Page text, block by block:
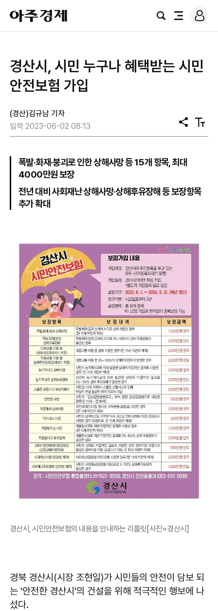
아
주
경
검
전
로
그
경산시, 시민 누구나 혜택받는 시민
안전보험 가입
(경산)김규남 기자
입력 2023-06-02 08:13
공
유
텍
스
폭발·화재·붕괴로 인한 상해사망 등 15개 항목, 최대
4000만원 보장
전년 대비 사회재난 상해사망·상해후유장해 등 보장항목
추가 확대
경산시, 시민안전보험의 내용을 안내하는 리플릿[사진=경산시]
경북 경산시(시장 조현일)가 시민들의 안전이 담보 되
는 '안전한 경산시'의 건설을 위해 적극적인 행보에 나
섰다.